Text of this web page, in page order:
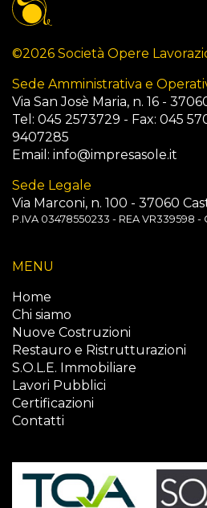
©2026 Società Opere
Sede Amministrativa e
Via San Josè Maria, n. 16 -
Tel: 045 2573729 - Fax: 045
9407285
Email: info@impresasole.it
Sede Legale
Via Marconi, n. 100 - 37060
P.IVA 03478550233 - REA VR339598
MENU
Home
Chi siamo
Nuove Costruzioni
Restauro e Ristrutturazioni
S.O.L.E. Immobiliare
Lavori Pubblici
Certificazioni
Contatti